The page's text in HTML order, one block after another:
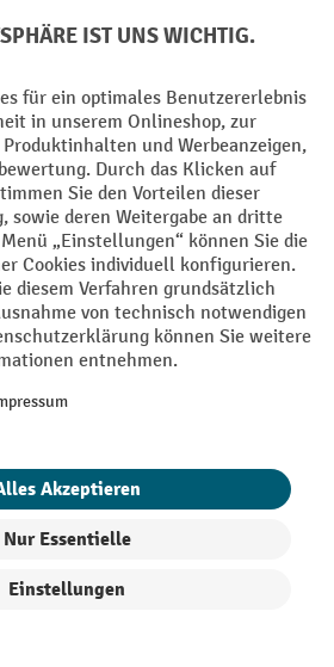
ab590,40 €
Zum Produkt
Produkt vergleichen
1 von 13 weiter